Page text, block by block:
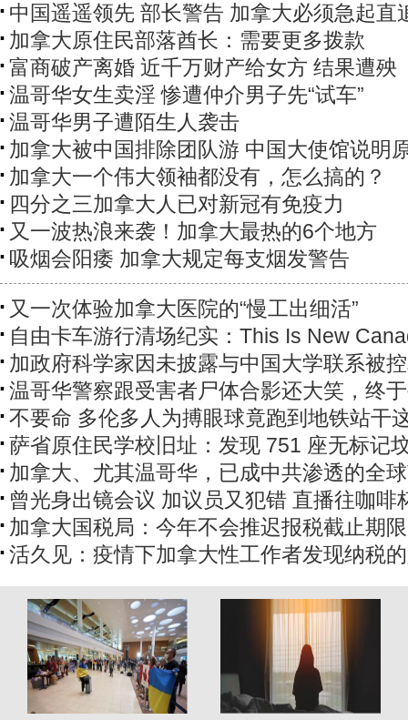
中国遥遥领先 部长警告 加拿大必须急起直
加拿大原住民部落酋长：需要更多拨款
富商破产离婚 近千万财产给女方 结果遭殃
温哥华女生卖淫 惨遭仲介男子先“试车”
温哥华男子遭陌生人袭击
加拿大被中国排除团队游 中国大使馆说明
加拿大一个伟大领袖都没有，怎么搞的？
四分之三加拿大人已对新冠有免疫力
又一波热浪来袭！加拿大最热的6个地方
吸烟会阳痿 加拿大规定每支烟发警告
又一次体验加拿大医院的“慢工出细活”
自由卡车游行清场纪实：This Is New
加政府科学家因未披露与中国大学联系被
温哥华警察跟受害者尸体合影还大笑，终
不要命 多伦多人为搏眼球竟跑到地铁站干
萨省原住民学校旧址：发现 751 座无标记
加拿大、尤其温哥华，已成中共渗透的全
曾光身出镜会议 加议员又犯错 直播往咖啡
加拿大国税局：今年不会推迟报税截止期限
活久见：疫情下加拿大性工作者发现纳税